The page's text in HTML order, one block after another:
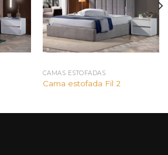
CAMAS ESTOFADAS
Cama estofada Fil 2